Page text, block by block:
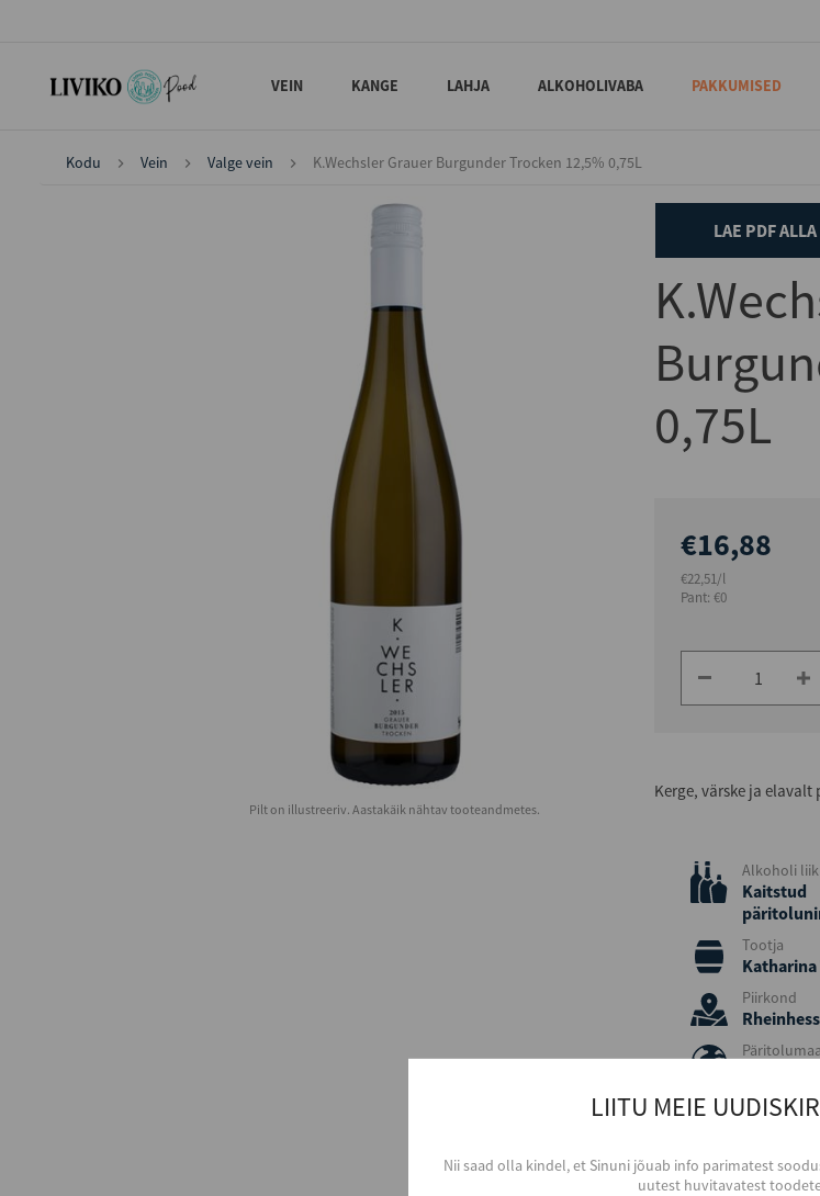
VEIN KANGE LAHJA ALKOHOLIVABA PAKKUMISED
Kodu Vein Valge vein K.Wechsler Grauer Burgunder Trocken 12,5% 0,75L
Pilt on illustreeriv. Aastakäik nähtav tooteandmetes.
LAE PDF ALLA
0,75L
€16,88
€22,51/l
Pant: €0
Kerge, värske ja
Alkoholi liik
Kaitstud
Tootja
Katharina
Piirkond
Päritolumaa
Viinamari
Aastakäik
2016
LIITU MEIE
Nii saad olla kindel, et Sinuni jõuab info parimatest
uutest huvitavatest